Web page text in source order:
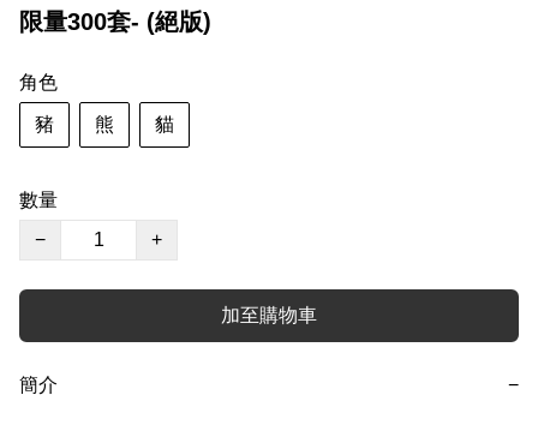
限量300套- (絕版)
角色
豬 熊 貓
數量
−
+
加至購物車
簡介 −